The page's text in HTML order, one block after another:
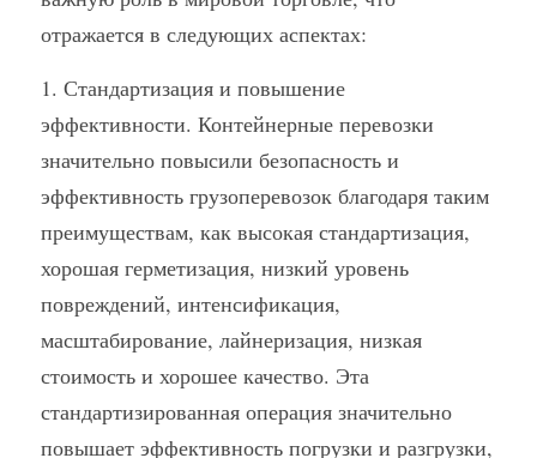
Bulk Cement Tank Trailer
LNG Tanker Trailer
Fuel Tanker Trailer
LPG Tanker Trailer
Liquid Tanker Semi Trailer
Container Side Loader Semi Trailer
Dump Semi Trailer
Rear Dump Semi Trailer
Side Dump Semi Trailer
Sidewall Semi Trailer
Van Box Semi Trailer
отражается в следующих аспектах:
1. Стандартизация и повышение
эффективности. Контейнерные перевозки
значительно повысили безопасность и
эффективность грузоперевозок благодаря таким
преимуществам, как высокая стандартизация,
хорошая герметизация, низкий уровень
повреждений, интенсификация,
масштабирование, лайнеризация, низкая
стоимость и хорошее качество. Эта
стандартизированная операция значительно
повышает эффективность погрузки и разгрузки,